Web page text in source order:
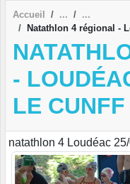
Accueil
Natathlon 4 régional -
-
LE
natathlon 4 Loudéac